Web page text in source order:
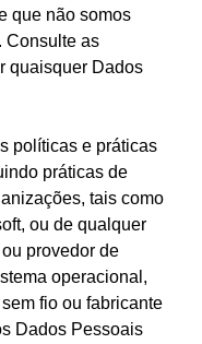
que não somos
Consulte as
quaisquer Dados
políticas e práticas
práticas de
tais como
ou de qualquer
provedor de
operacional,
fio ou fabricante
Dados Pessoais